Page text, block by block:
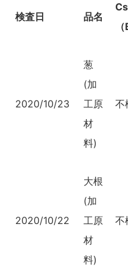
検査日 品名
2020/10/23
葱
(加
工原
材
料)
不
2020/10/22
大根
(加
工原
材
料)
不